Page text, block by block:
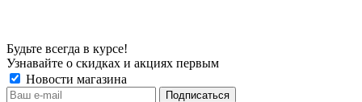
Будьте всегда в курсе!
Узнавайте о скидках и акциях первым
Новости магазина